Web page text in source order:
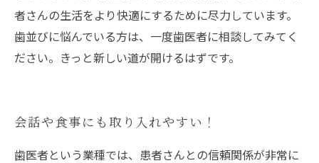
者さんの生活をより快適にするために尽力しています。
歯並びに悩んでいる方は、一度歯医者に相談してみてく
ださい。きっと新しい道が開けるはずです。
会話や食事にも取り入れやすい！
歯医者という業種では、患者さんとの信頼関係が非常に